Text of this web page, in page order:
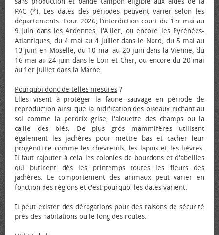
sans production et bande tampon éligible aux aides de la
PAC (*). Les dates des périodes peuvent varier selon les
départements. Pour 2026, l’interdiction court du 1er mai au
9 juin dans les Ardennes, l'Allier, ou encore les Pyrénées-
Atlantiques, du 4 mai au 4 juillet dans le Nord, du 5 mai au
13 juin en Moselle, du 10 mai au 20 juin dans la Vienne, du
16 mai au 24 juin dans le Loir-et-Cher, ou encore du 20 mai
au 1er juillet dans la Marne.
Pourquoi donc de telles mesures ?
Elles visent à protéger la faune sauvage en période de
reproduction ainsi que la nidification des oiseaux nichant au
sol comme la perdrix grise, l'alouette des champs ou la
caille des blés. De plus gros mammifères utilisent
également les jachères pour mettre bas et cacher leur
progéniture comme les chevreuils, les lapins et les lièvres.
Il faut rajouter à cela les colonies de bourdons et d'abeilles
qui butinent dès les printemps toutes les fleurs des
jachères. Le comportement des animaux peut varier en
fonction des régions et c'est pourquoi les dates varient.
Il peut exister des dérogations pour des raisons de sécurité
près des habitations ou le long des routes.